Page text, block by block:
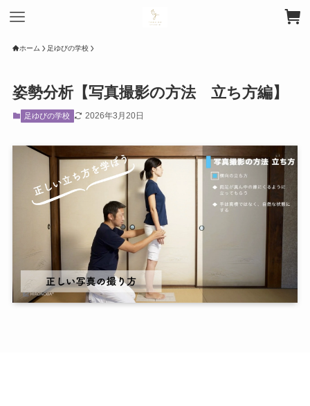
ホーム 足ゆびの学校
姿勢分析【写真撮影の方法 立ち方編】
足ゆびの学校 2026年3月20日